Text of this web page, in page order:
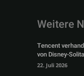
Weitere
Tencent
von Disney-
22. Juli 2026